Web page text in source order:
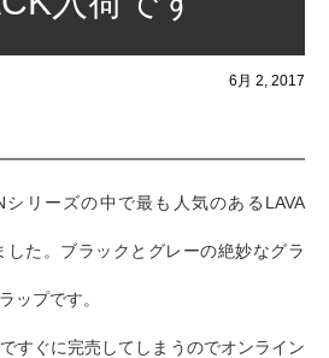
6月 2, 2017
シリーズの中で最も人気のあるLAVA
した。ブラックとグレーの絶妙なグラ
ップです。
すぐに完売してしまうのでオンライン